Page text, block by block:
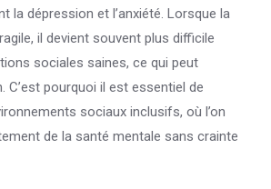
la dépression et l’anxiété. Lorsque la
il devient souvent plus difficile
sociales saines, ce qui peut
C’est pourquoi il est essentiel de
sociaux inclusifs, où l’on
de la santé mentale sans crainte